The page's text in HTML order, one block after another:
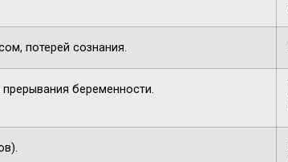
потерей сознания.
беременности.